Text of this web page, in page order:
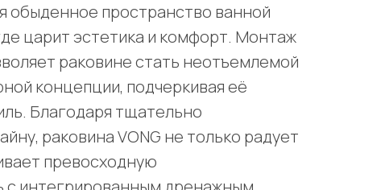
обыденное пространство ванной
царит эстетика и комфорт. Монтаж
раковине стать неотъемлемой
концепции, подчеркивая её
Благодаря тщательно
раковина VONG не только радует
превосходную